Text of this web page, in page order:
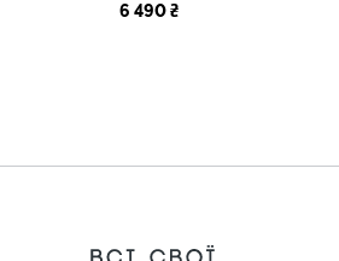
6 490 ₴